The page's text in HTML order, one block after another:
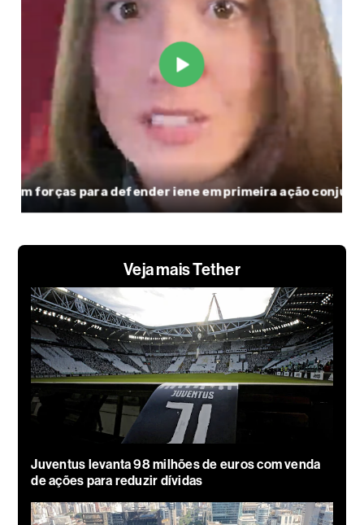
Veja mais Tether
Juventus levanta 98 milhões de euros com venda
de ações para reduzir dívidas